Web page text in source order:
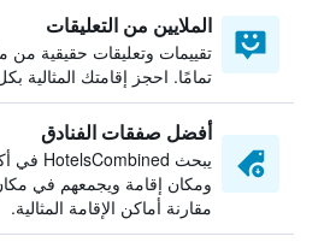
الملايين من التعليقات
تقييمات وتعليقات حقيقية من
تمامًا. احجز إقامتك المثالية
أفضل صفقات الفنادق
ومكان إقامة ويجمعهم في
مقارنة أماكن الإقامة المثالية.